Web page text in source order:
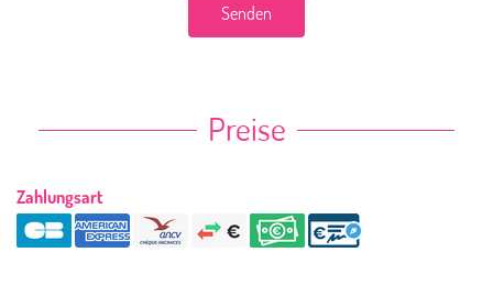
Senden
Preise
Zahlungsart